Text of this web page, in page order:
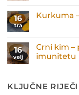
u
krvnih
žila
16
tra
Kurkuma
Kurkuma
–
indijski
16
velj
Crni kim –
imunitetu
Crni
kim
KLJUČNE RIJEČI